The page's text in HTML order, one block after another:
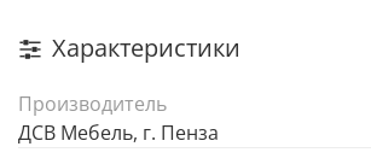
Характеристики
Производитель
ДСВ Мебель, г. Пенза